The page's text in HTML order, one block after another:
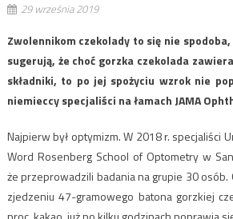
29 września 2019
Zwolennikom czekolady to się nie
sugerują, że choć gorzka czekolada
składniki, to po jej spożyciu wzrok nie
niemieccy specjaliści na łamach JAMA
Najpierw był optymizm. W 2018 r. specjaliści
Word Rosenberg School of Optometry w
że przeprowadzili badania na grupie 30 osób.
zjedzeniu 47-gramowego batona gorzkiej